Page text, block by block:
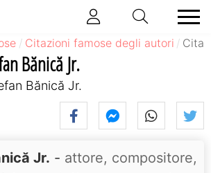
Citazioni famose degli autori
Bănică Jr.
Bănică Jr.
Jr. - attore, compositore,